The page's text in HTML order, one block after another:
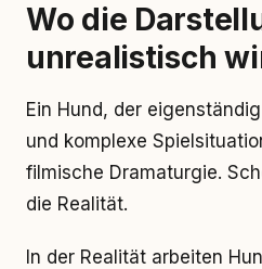
Wo die
unrealistisch
Ein Hund, der
und komplexe
filmische Dramaturgie.
die Realität.
In der Realität arbeiten